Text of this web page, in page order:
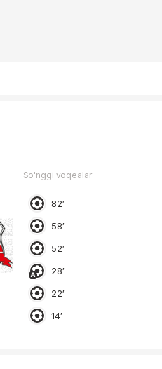
So'nggi voqealar
82′
58′
52′
28′
22′
14′